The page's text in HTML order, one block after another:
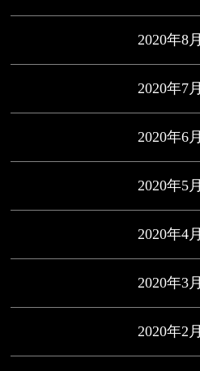
2020年8月
2020年7月
2020年6月
2020年5月
2020年4月
2020年3月
2020年2月